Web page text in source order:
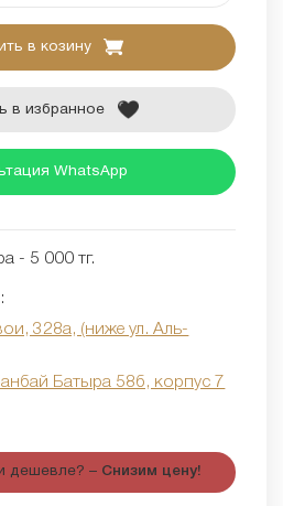
в козину
в избранное
WhatsApp
- 5 000 тг.
328а, (ниже ул. Аль-
Батыра 58б, корпус 7
дешевле? – Снизим цену!